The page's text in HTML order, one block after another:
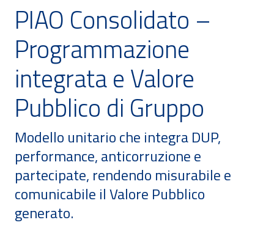
PIAO Consolidato –
Programmazione
integrata e Valore
Pubblico di Gruppo
Modello unitario che integra DUP,
performance, anticorruzione e
partecipate, rendendo misurabile e
comunicabile il Valore Pubblico
generato.